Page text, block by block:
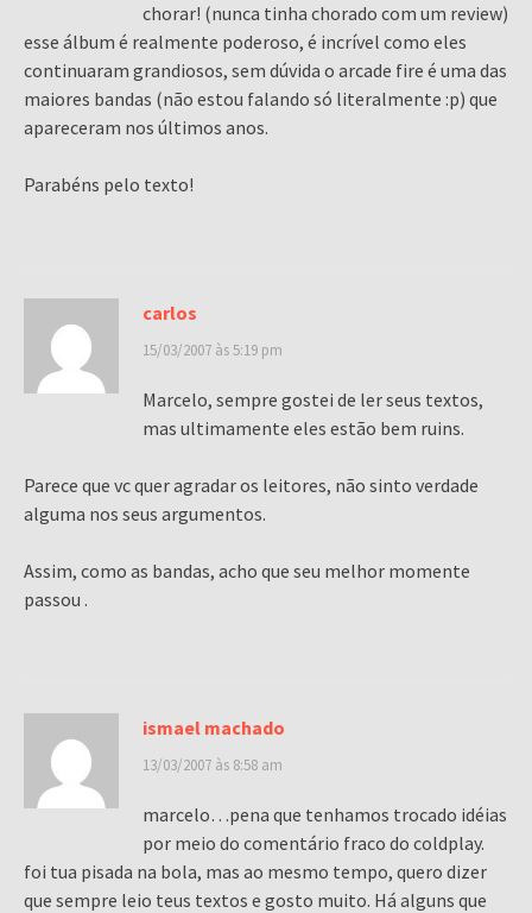
chorar! (nunca tinha chorado com um review)
esse álbum é realmente poderoso, é incrível como eles
continuaram grandiosos, sem dúvida o arcade fire é uma das
maiores bandas (não estou falando só literalmente :p) que
apareceram nos últimos anos.
Parabéns pelo texto!
carlos
15/03/2007 às 5:19 pm
Marcelo, sempre gostei de ler seus textos,
mas ultimamente eles estão bem ruins.
Parece que vc quer agradar os leitores, não sinto verdade
alguma nos seus argumentos.
Assim, como as bandas, acho que seu melhor momente
passou .
ismael machado
13/03/2007 às 8:58 am
marcelo…pena que tenhamos trocado idéias
por meio do comentário fraco do coldplay.
foi tua pisada na bola, mas ao mesmo tempo, quero dizer
que sempre leio teus textos e gosto muito. Há alguns que